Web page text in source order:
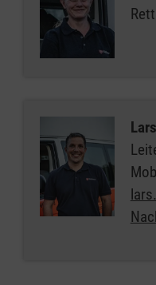
Hunderasse
Jahrgang Hund